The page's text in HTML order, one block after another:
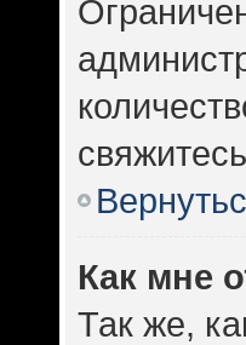
Как мне
Так же,